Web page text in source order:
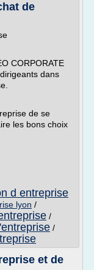
de
CORPORATE
dans
de se
les bons choix
d entreprise
lyon /
/
/
et de